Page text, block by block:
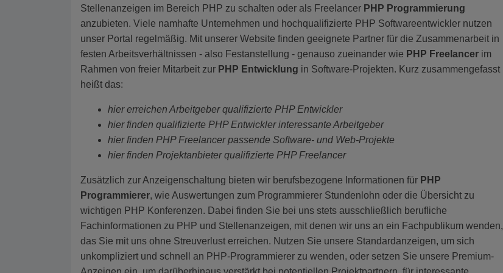
Stellenanzeigen im Bereich PHP zu schalten oder als Freelancer PHP Programmierung
anzubieten. Viele namhafte Unternehmen und hochqualifizierte PHP Softwareentwickler nutzen
unser Portal regelmäßig. Mit unserer Website finden geeignete Partner für die Zusammenarbeit in
festen Arbeitsverhältnissen - also Festanstellung - genauso zueinander wie PHP Freelancer im
Rahmen von freier Mitarbeit zur PHP Entwicklung in Software-Projekten. Kurz zusammengefasst
heißt das:
hier erreichen Arbeitgeber qualifizierte PHP Entwickler
hier finden qualifizierte PHP Entwickler interessanteArbeitgeber
hier finden PHP Freelancer passende Software- und Web-Projekte
hier finden Projektanbieterqualifizierte PHP Freelancer
Zusätzlich zur Anzeigenschaltung bieten wir berufsbezogene Informationen für PHP
Programmierer, wie Auswertungen zum Programmierer Stundenlohn oder die Übersicht zu
wichtigen PHP Konferenzen. Dabei finden Sie bei uns stets ausschließlich berufliche
Fachinformationen zu PHP und Stellenanzeigen, mit denen wir uns an ein Fachpublikum wenden,
das Sie mit uns ohne Streuverlust erreichen. Nutzen Sie unsere Standardanzeigen, um sich
unkompliziert und schnell an PHP-Programmierer zu wenden, oder setzen Sie unsere Premium-